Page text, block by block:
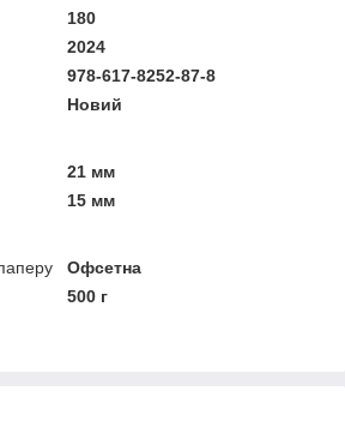
180
2024
978-617-8252-87-8
Новий
21 мм
15 мм
Офсетна
500 г